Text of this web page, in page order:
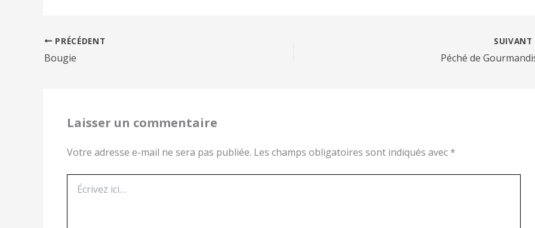
PRÉCÉDENT
Bougie
SUIVANT
Péché de
Laisser un commentaire
Votre adresse e-mail ne sera pas publiée. Les champs obligatoires sont indiqués avec *
ici…